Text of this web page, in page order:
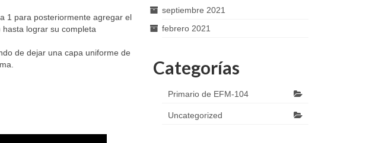
1 para posteriormente agregar el
lograr su completa
de dejar una capa uniforme de
septiembre 2021
febrero 2021
Categorías
Primario de EFM-104
Uncategorized